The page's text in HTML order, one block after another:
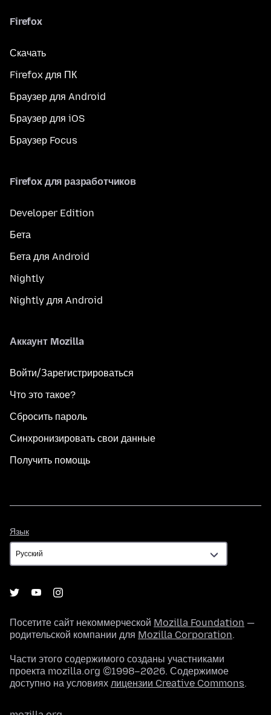
Firefox
Скачать
Firefox для ПК
Браузер для Android
Браузер для iOS
Браузер Focus
Firefox для разработчиков
Developer Edition
Бета
Бета для Android
Nightly
Nightly для Android
Аккаунт Mozilla
Войти/Зарегистрироваться
Что это такое?
Сбросить пароль
Синхронизировать свои данные
Получить помощь
Язык
Посетите сайт некоммерческой Mozilla Foundation —
родительской компании для Mozilla Corporation.
Части этого содержимого созданы участниками
проекта mozilla.org ©1998–2026. Содержимое
доступно на условиях лицензии Creative Commons.